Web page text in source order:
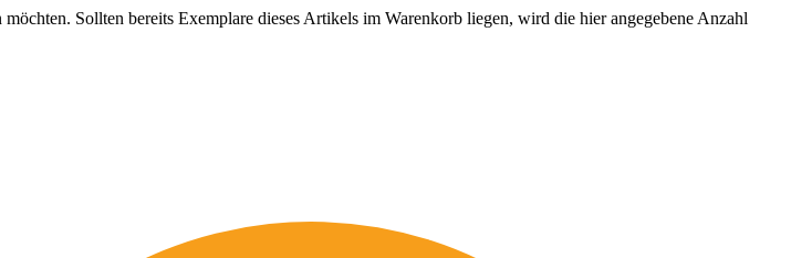
Sollten bereits Exemplare dieses Artikels im Warenkorb liegen, wird die hier angegebene Anzahl